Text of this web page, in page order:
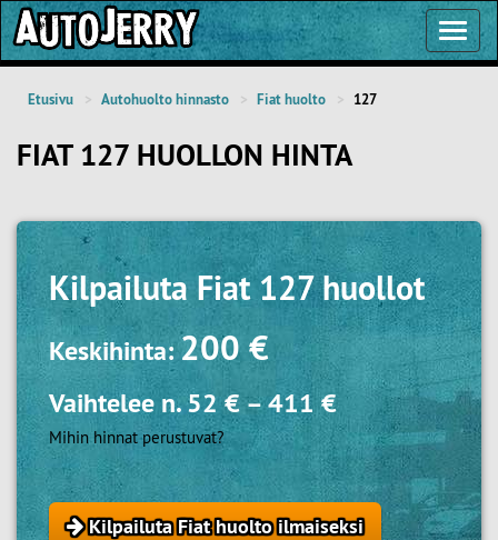
Etusivu Autohuolto hinnasto Fiat huolto 127
FIAT 127 HUOLLON HINTA
Kilpailuta Fiat 127 huollot
Keskihinta:200 €
Vaihtelee n.52 €–411 €
Mihin hinnat perustuvat?
Kilpailuta Fiat huolto ilmaiseksi